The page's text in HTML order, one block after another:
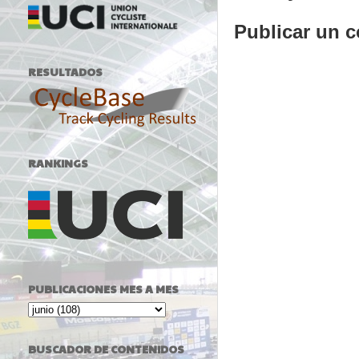
Publicar un
RESULTADOS
RANKINGS
PUBLICACIONES MES A MES
BUSCADOR DE CONTENIDOS